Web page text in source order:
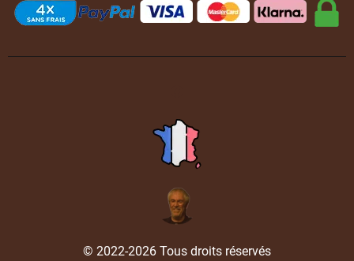
© 2022-2026 Tous droits réservés